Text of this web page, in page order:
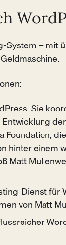
System – mit
Sie
Foundation,
hinter einem
Matt
Dienst für
von Matt